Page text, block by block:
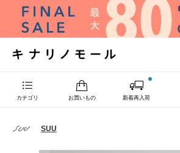
カテゴリ お買いもの 新着再入荷
SUU